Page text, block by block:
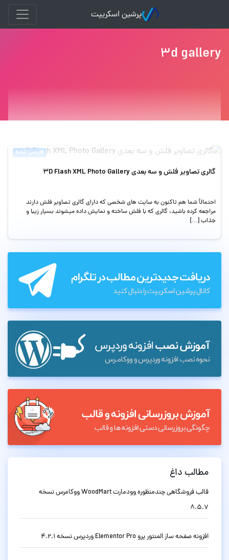
پرشین اسکریپت
3d gallery
فارسی شده
گالری تصاویر فلش و سه بعدی 3D Flash XML Photo Gallery
احتمالاً شما هم تاکنون به سایت های شخصی که دارای گالری تصاویر فلش دارند
مراجعه کرده باشید، گالری که با فلش ساخته و نمایش داده میشوند بسیار زیبا و
جذاب […]
مطالب داغ
قالب فروشگاهی چندمنظوره وودمارت WoodMart ووکامرس نسخه
8.5.7
افزونه صفحه ساز المنتور پرو Elementor Pro وردپرس نسخه 4.2.1